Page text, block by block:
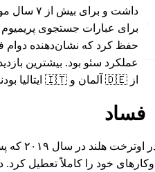
برای عبارات جستجوی پریمیوم
حفظ کرد که نشان‌دهنده دوام
عملکرد سئو بود. بیشترین
از 🇩🇪 آلمان و 🇮🇹 ایتالیا بودند.
فساد
بنیان‌گذار این
۲۰۱۹ رخ داد، کسب‌وکارهای خود را کاملاً